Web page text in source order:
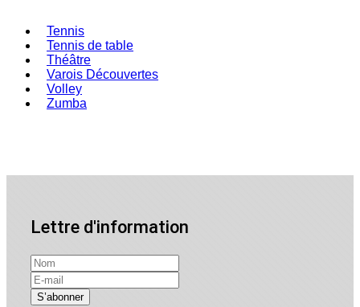
Tennis
Tennis de table
Théâtre
Varois Découvertes
Volley
Zumba
Lettre d'information